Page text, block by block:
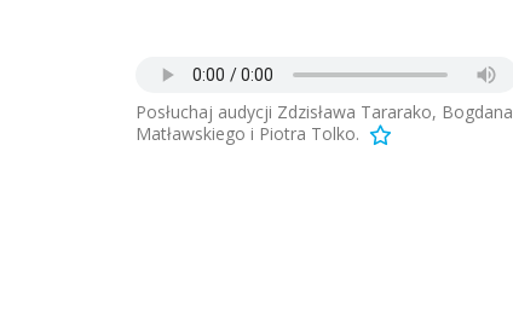
Posłuchaj audycji Zdzisława Tararako, Bogdana
Matławskiego i Piotra Tolko.